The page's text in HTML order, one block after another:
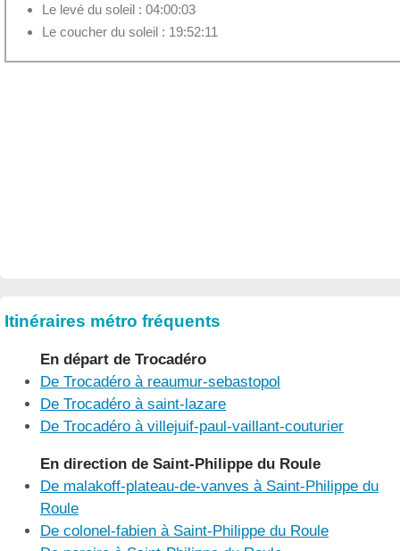
Le levé du soleil : 04:00:03
Le coucher du soleil : 19:52:11
Itinéraires métro fréquents
En départ de Trocadéro
De Trocadéro à reaumur-sebastopol
De Trocadéro à saint-lazare
De Trocadéro à villejuif-paul-vaillant-couturier
En direction de Saint-Philippe du Roule
De malakoff-plateau-de-vanves à Saint-Philippe du
Roule
De colonel-fabien à Saint-Philippe du Roule